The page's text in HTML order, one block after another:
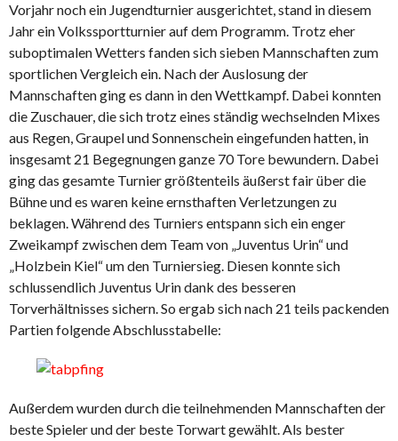
Vorjahr noch ein Jugendturnier ausgerichtet, stand in diesem
Jahr ein Volkssportturnier auf dem Programm. Trotz eher
suboptimalen Wetters fanden sich sieben Mannschaften zum
sportlichen Vergleich ein. Nach der Auslosung der
Mannschaften ging es dann in den Wettkampf. Dabei konnten
die Zuschauer, die sich trotz eines ständig wechselnden Mixes
aus Regen, Graupel und Sonnenschein eingefunden hatten, in
insgesamt 21 Begegnungen ganze 70 Tore bewundern. Dabei
ging das gesamte Turnier größtenteils äußerst fair über die
Bühne und es waren keine ernsthaften Verletzungen zu
beklagen. Während des Turniers entspann sich ein enger
Zweikampf zwischen dem Team von „Juventus Urin“ und
„Holzbein Kiel“ um den Turniersieg. Diesen konnte sich
schlussendlich Juventus Urin dank des besseren
Torverhältnisses sichern. So ergab sich nach 21 teils packenden
Partien folgende Abschlusstabelle:
Außerdem wurden durch die teilnehmenden Mannschaften der
beste Spieler und der beste Torwart gewählt. Als bester